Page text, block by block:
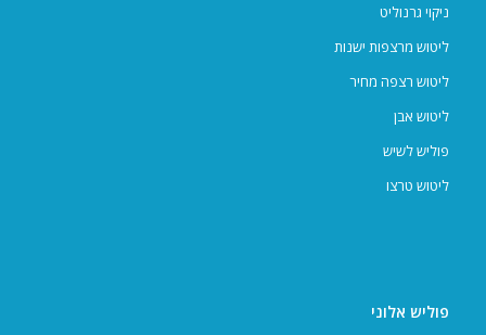
ניקוי גרנוליט
ליטוש מרצפות ישנות
ליטוש רצפה מחיר
ליטוש אבן
פוליש לשיש
ליטוש טרצו
פוליש אלוני